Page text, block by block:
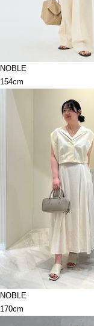
NOBLE
154cm
NOBLE
170cm